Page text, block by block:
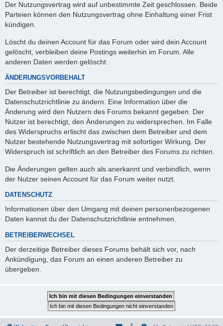
Der Nutzungsvertrag wird auf unbestimmte Zeit geschlossen. Beide
Parteien können den Nutzungsvertrag ohne Einhaltung einer Frist
kündigen.
Löscht du deinen Account für das Forum oder wird dein Account
gelöscht, verbleiben deine Postings weiterhin im Forum. Alle
anderen Daten werden gelöscht.
ÄNDERUNGSVORBEHALT
Der Betreiber ist berechtigt, die Nutzungsbedingungen und die
Datenschutzrichtlinie zu ändern. Eine Information über die
Änderung wird den Nutzern des Forums bekannt gegeben. Der
Nutzer ist berechtigt, den Änderungen zu widersprechen. Im Falle
des Widerspruchs erlischt das zwischen dem Betreiber und dem
Nutzer bestehende Nutzungsvertrag mit sofortiger Wirkung. Der
Widerspruch ist schriftlich an den Betreiber des Forums zu richten.
Die Änderungen gelten auch als anerkannt und verbindlich, wenn
der Nutzer seinen Account für das Forum weiter nutzt.
DATENSCHUTZ
Informationen über den Umgang mit deinen personenbezogenen
Daten kannst du der Datenschutzrichtlinie entnehmen.
BETREIBERWECHSEL
Der derzeitige Betreiber dieses Forums behält sich vor, nach
Ankündigung, das Forum an einen anderen Betreiber zu
übergeben.